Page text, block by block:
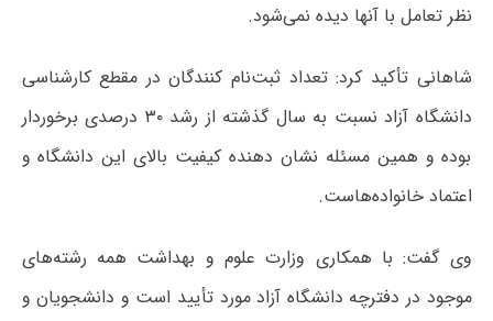
نظر تعامل با آنها دیده نمی‌شود.
شاهانی تأکید کرد: تعداد ثبت‌نام کنندگان‌ در مقطع کارشناسی
دانشگاه آزاد نسبت به سال گذشته از رشد ۳۰ درصدی برخوردار
بوده و همین مسئله نشان دهنده کیفیت بالای این دانشگاه و
اعتماد خانواده‌هاست.
وی گفت: با همکاری وزارت علوم و بهداشت همه رشته‌های
موجود در دفترچه دانشگاه آزاد مورد تأیید است و دانشجویان و